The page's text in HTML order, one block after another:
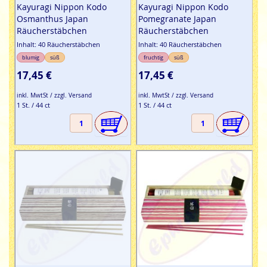
Kayuragi Nippon Kodo
Osmanthus Japan
Räucherstäbchen
Inhalt: 40 Räucherstäbchen
blumig süß
17,45 €
inkl. MwtSt / zzgl. Versand
1 St. / 44 ct
Kayuragi Nippon Kodo
Pomegranate Japan
Räucherstäbchen
Inhalt: 40 Räucherstäbchen
fruchtig süß
17,45 €
inkl. MwtSt / zzgl. Versand
1 St. / 44 ct